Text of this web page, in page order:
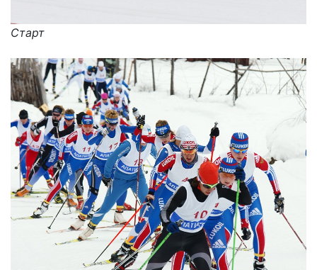
Старт